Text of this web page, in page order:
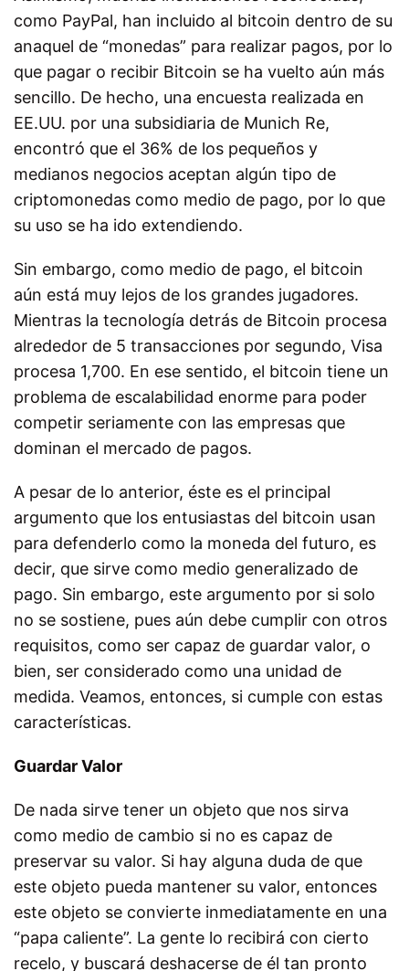
como PayPal, han incluido al bitcoin dentro de su
anaquel de “monedas” para realizar pagos, por lo
que pagar o recibir Bitcoin se ha vuelto aún más
sencillo. De hecho, una encuesta realizada en
EE.UU. por una subsidiaria de Munich Re,
encontró que el 36% de los pequeños y
medianos negocios aceptan algún tipo de
criptomonedas como medio de pago, por lo que
su uso se ha ido extendiendo.
Sin embargo, como medio de pago, el bitcoin
aún está muy lejos de los grandes jugadores.
Mientras la tecnología detrás de Bitcoin procesa
alrededor de 5 transacciones por segundo, Visa
procesa 1,700. En ese sentido, el bitcoin tiene un
problema de escalabilidad enorme para poder
competir seriamente con las empresas que
dominan el mercado de pagos.
A pesar de lo anterior, éste es el principal
argumento que los entusiastas del bitcoin usan
para defenderlo como la moneda del futuro, es
decir, que sirve como medio generalizado de
pago. Sin embargo, este argumento por si solo
no se sostiene, pues aún debe cumplir con otros
requisitos, como ser capaz de guardar valor, o
bien, ser considerado como una unidad de
medida. Veamos, entonces, si cumple con estas
características.
Guardar Valor
De nada sirve tener un objeto que nos sirva
como medio de cambio si no es capaz de
preservar su valor. Si hay alguna duda de que
este objeto pueda mantener su valor, entonces
este objeto se convierte inmediatamente en una
“papa caliente”. La gente lo recibirá con cierto
recelo, y buscará deshacerse de él tan pronto